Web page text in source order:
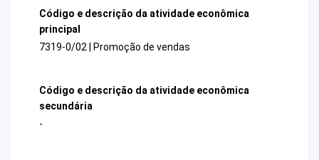
Código e descrição da atividade econômica
principal
7319-0/02 | Promoção de vendas
Código e descrição da atividade econômica
secundária
-